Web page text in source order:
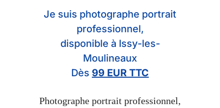
Je suis photographe portrait
professionnel,
disponible à Issy-les-
Moulineaux
Dès 99 EUR TTC
Photographe portrait professionnel,